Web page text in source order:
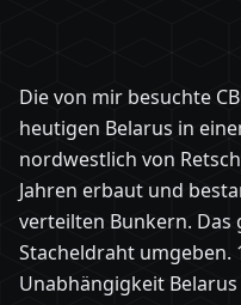
Die von mir besuchte
heutigen Belarus in
nordwestlich von
Jahren erbaut und
verteilten Bunkern. Das
Stacheldraht umgeben.
Unabhängigkeit